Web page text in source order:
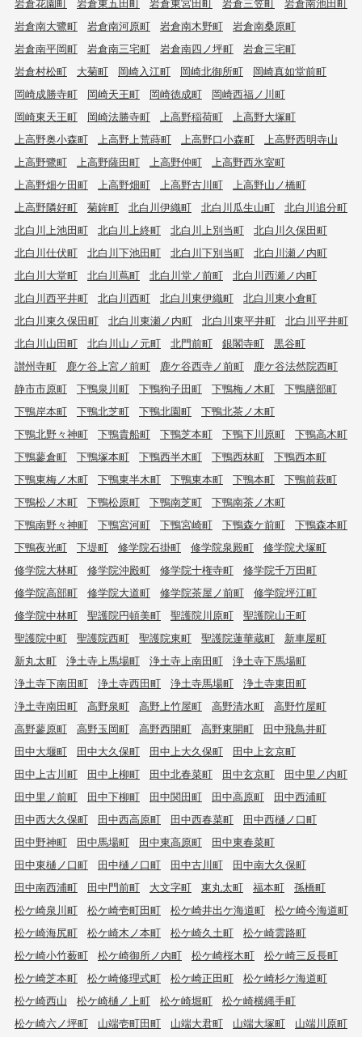
岩倉花園町 岩倉東五田町 岩倉東宮田町 岩倉三笠町
岩倉南池田町
岩倉南大鷺町
岩倉南河原町 岩倉南木野町
岩倉南桑原町
岩倉南平岡町
岩倉南三宅町 岩倉南四ノ坪町
岩倉三宅町
岩倉村松町
大菊町 岡崎入江町 岡崎北御所町
岡崎真如堂前町
岡崎成勝寺町
岡崎天王町 岡崎徳成町
岡崎西福ノ川町
岡崎東天王町
岡崎法勝寺町 上高野稲荷町
上高野大塚町
上高野奥小森町
上高野上荒蒔町 上高野口小森町
上高野西明寺山
上高野鷺町
上高野薩田町 上高野仲町
上高野西氷室町
上高野畑ケ田町
上高野畑町 上高野古川町
上高野山ノ橋町
上高野隣好町
菊鉾町 北白川伊織町 北白川瓜生山町
北白川追分町
北白川上池田町
北白川上終町 北白川上別当町
北白川久保田町
北白川仕伏町
北白川下池田町 北白川下別当町
北白川瀬ノ内町
北白川大堂町
北白川蔦町 北白川堂ノ前町
北白川西瀬ノ内町
北白川西平井町
北白川西町 北白川東伊織町
北白川東小倉町
北白川東久保田町
北白川東瀬ノ内町 北白川東平井町
北白川平井町
北白川山田町
北白川山ノ元町 北門前町 銀閣寺町
黒谷町
讃州寺町
鹿ケ谷上宮ノ前町 鹿ケ谷西寺ノ前町
鹿ケ谷法然院西町
静市市原町
下鴨泉川町 下鴨狗子田町 下鴨梅ノ木町
下鴨膳部町
下鴨岸本町
下鴨北芝町 下鴨北園町
下鴨北茶ノ木町
下鴨北野々神町
下鴨貴船町 下鴨芝本町 下鴨下川原町
下鴨高木町
下鴨蓼倉町
下鴨塚本町 下鴨西半木町 下鴨西林町
下鴨西本町
下鴨東梅ノ木町
下鴨東半木町 下鴨東本町 下鴨本町
下鴨前萩町
下鴨松ノ木町
下鴨松原町 下鴨南芝町
下鴨南茶ノ木町
下鴨南野々神町
下鴨宮河町 下鴨宮崎町 下鴨森ケ前町
下鴨森本町
下鴨夜光町
下堤町 修学院石掛町 修学院泉殿町
修学院犬塚町
修学院大林町
修学院沖殿町 修学院十権寺町
修学院千万田町
修学院高部町
修学院大道町 修学院茶屋ノ前町
修学院坪江町
修学院中林町
聖護院円頓美町 聖護院川原町
聖護院山王町
聖護院中町
聖護院西町 聖護院東町 聖護院蓮華蔵町
新車屋町
新丸太町
浄土寺上馬場町 浄土寺上南田町
浄土寺下馬場町
浄土寺下南田町
浄土寺西田町 浄土寺馬場町
浄土寺東田町
浄土寺南田町
高野泉町 高野上竹屋町 高野清水町
高野竹屋町
高野蓼原町
高野玉岡町 高野西開町 高野東開町
田中飛鳥井町
田中大堰町
田中大久保町 田中上大久保町
田中上玄京町
田中上古川町
田中上柳町 田中北春菜町 田中玄京町
田中里ノ内町
田中里ノ前町
田中下柳町 田中関田町 田中高原町
田中西浦町
田中西大久保町
田中西高原町 田中西春菜町
田中西樋ノ口町
田中野神町
田中馬場町 田中東高原町
田中東春菜町
田中東樋ノ口町
田中樋ノ口町 田中古川町
田中南大久保町
田中南西浦町
田中門前町 大文字町 東丸太町 福本町
孫橋町
松ケ崎泉川町
松ケ崎壱町田町 松ケ崎井出ケ海道町
松ケ崎今海道町
松ケ崎海尻町
松ケ崎木ノ本町 松ケ崎久土町
松ケ崎雲路町
松ケ崎小竹薮町
松ケ崎御所ノ内町 松ケ崎桜木町
松ケ崎三反長町
松ケ崎芝本町
松ケ崎修理式町 松ケ崎正田町
松ケ崎杉ケ海道町
松ケ崎西山
松ケ崎樋ノ上町 松ケ崎堀町
松ケ崎横縄手町
松ケ崎六ノ坪町
山端壱町田町 山端大君町 山端大塚町
山端川原町